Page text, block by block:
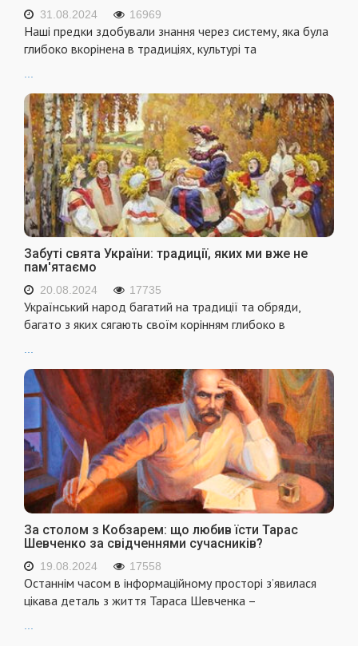
31.08.2024 16969
Наші предки здобували знання через систему, яка була
глибоко вкорінена в традиціях, культурі та
Забуті свята України: традиції, яких ми вже не
пам'ятаємо
20.08.2024 17735
Український народ багатий на традиції та обряди,
багато з яких сягають своїм корінням глибоко в
...
За столом з Кобзарем: що любив їсти Тарас
Шевченко за свідченнями сучасників?
19.08.2024 17558
Останнім часом в інформаційному просторі з’явилася
цікава деталь з життя Тараса Шевченка –